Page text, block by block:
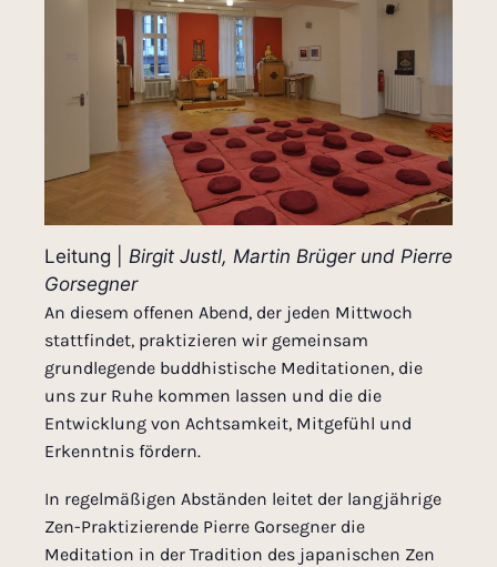
Leitung | Birgit Justl, Martin Brüger und Pierre
Gorsegner
An diesem offenen Abend, der jeden Mittwoch
stattfindet, praktizieren wir gemeinsam
grundlegende buddhistische Meditationen, die
uns zur Ruhe kommen lassen und die die
Entwicklung von Achtsamkeit, Mitgefühl und
Erkenntnis fördern.
In regelmäßigen Abständen leitet der langjährige
Zen-Praktizierende Pierre Gorsegner die
Meditation in der Tradition des japanischen Zen